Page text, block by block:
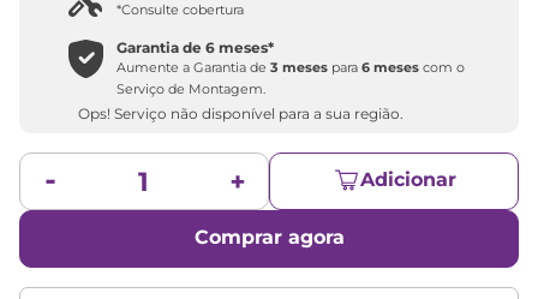
*Consulte cobertura
Garantia de6 meses*
Aumente a Garantia de3 meses para6 meses com o
Serviço de Montagem.
Ops! Serviço não disponível para a sua região.
Adicionar
Comprar agora